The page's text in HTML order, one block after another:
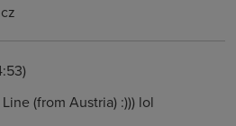
(from Austria) :))) lol